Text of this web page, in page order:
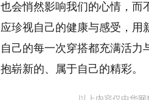
也会悄然影响我们的心情，而
应珍视自己的健康与感受，用
自己的每一次穿搭都充满活力
抱崭新的、属于自己的精彩。